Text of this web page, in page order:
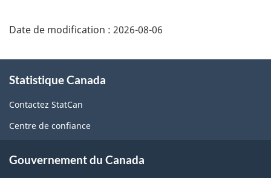
Date de modification : 2026-08-06
propos
de
ce
Statistique Canada
Contactez StatCan
Centre de confiance
Gouvernement du Canada